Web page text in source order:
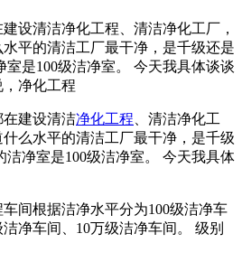
设清洁净化工程、清洁净化工厂，
平的清洁工厂最干净，是千级还是
是100级洁净室。 今天我具体谈谈
净化工程
建设清洁净化工程 、清洁净化工
么水平的清洁工厂最干净，是千级
洁净室是100级洁净室。 今天我具体
根据洁净水平分为100级洁净车
净车间、10万级洁净车间。 级别